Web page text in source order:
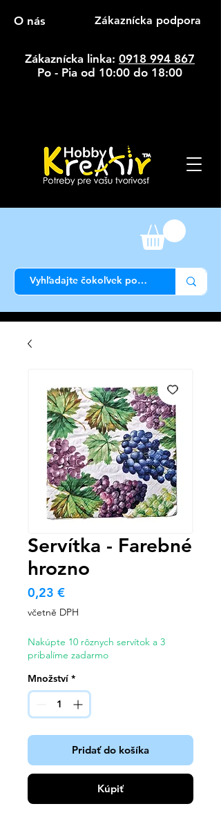
O nás Zákaznícka podpora
Zákaznícka linka: 0918 994 867
Po - Pia od 10:00 do 18:00
Servítka - Farebné
hrozno
0,23 €Cena
včetně DPH
Nakúpte 10 rôznych servítok a 3
pribalíme zadarmo
Množství *
Pridať do košíka
Kúpiť